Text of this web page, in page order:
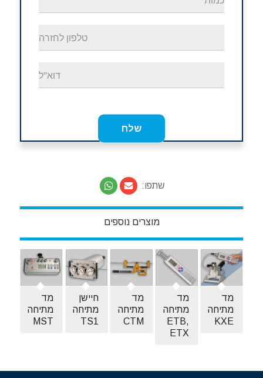
שתפו:
מוצרים נוספים
מד
מתיחה
KXE
מד
מתיחה
ETB,
ETX
מד
מתיחה
CTM
חיישן
מתיחה
TS1
מד
מתיחה
MST